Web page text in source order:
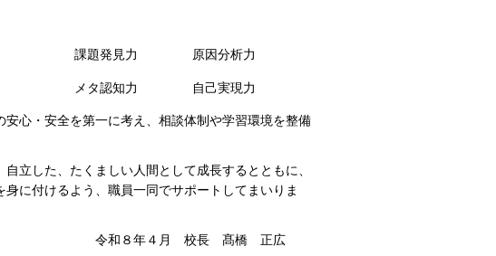
課題発見力 原因分析力
メタ認知力 自己実現力
心・安全を第一に考え、相談体制や学習環境を整備
立した、たくましい人間として成長するとともに、
に付けるよう、職員一同でサポートしてまいりま
長 髙橋 正広